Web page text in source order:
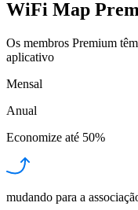
WiFi Map
Os membros Premium
aplicativo
Mensal
Anual
Economize até 50%
mudando para a